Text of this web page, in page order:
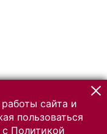
сайта и
пользоваться
Политикой